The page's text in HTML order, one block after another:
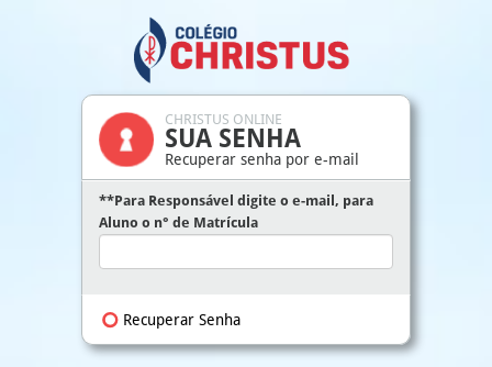
CHRISTUS ONLINE
SUA SENHA
Recuperar senha por e-mail
**Para Responsável digite o e-mail, para
Aluno o n° de Matrícula
Recuperar Senha